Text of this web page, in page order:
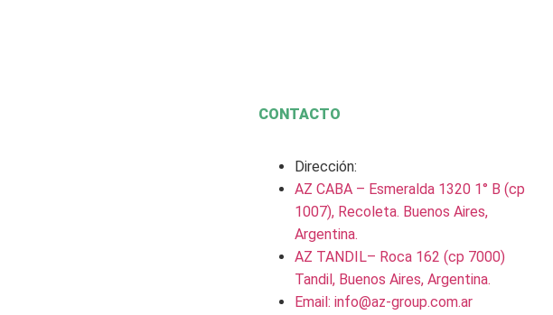
CONTACTO
Dirección:
AZ CABA – Esmeralda 1320 1° B (cp
1007), Recoleta. Buenos Aires,
Argentina.
AZ TANDIL– Roca 162 (cp 7000)
Tandil, Buenos Aires, Argentina.
Email: info@az-group.com.ar